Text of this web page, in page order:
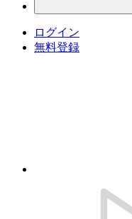
ログイン
無料登録